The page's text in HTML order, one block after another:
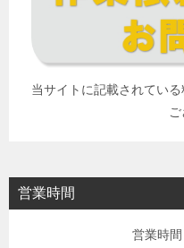
当サイトに記載されてい
営業時間
営業時